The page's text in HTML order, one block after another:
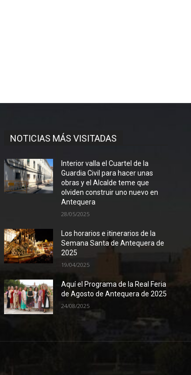
NOTICIAS MÁS VISITADAS
Interior valla el Cuartel de la
Guardia Civil para hacer unas
obras y el Alcalde teme que
olviden construir uno nuevo en
Antequera
28/05/2025
Los horarios e itinerarios de la
Semana Santa de Antequera de
2025
19/04/2025
Aquí el Programa de la Real Feria
de Agosto de Antequera de 2025
24/08/2025